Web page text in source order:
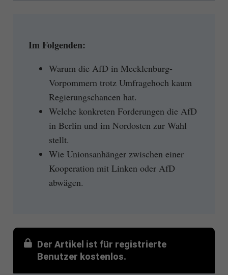
Im Folgenden:
Warum die AfD in Mecklenburg-
Vorpommern trotz Umfragehoch kaum
Regierungschancen hat.
Welche konkreten Forderungen die AfD
in Berlin und im Nordosten zur Wahl
stellt.
Wie Unionsanhänger zwischen einer
Kooperation mit Linken oder AfD
abwägen.
Der Artikel ist für registrierte
Benutzer kostenlos.